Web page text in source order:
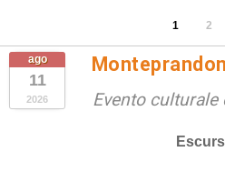
1 2
ago
11
2026 Evento